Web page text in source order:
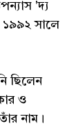
'দ্য
সালে
ছিলেন
ও
নাম।